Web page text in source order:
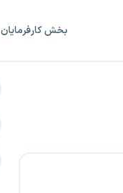
بخش کارفرمایان